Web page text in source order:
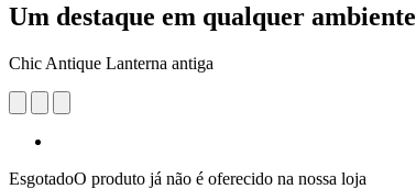
Um destaque em qualquer ambiente
Chic Antique Lanterna antiga
EsgotadoO produto já não é oferecido na nossa loja